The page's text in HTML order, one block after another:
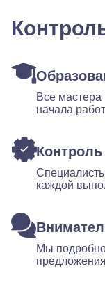
Все
начала
Контроль
каждой
Мы